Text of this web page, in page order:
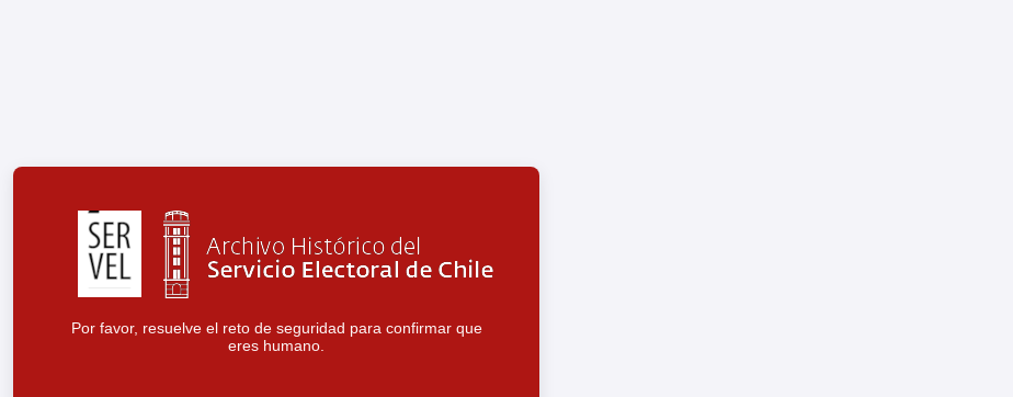
Por favor, resuelve el reto de seguridad para confirmar que
eres humano.